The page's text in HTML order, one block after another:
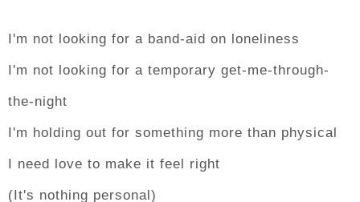
I'm not looking for a band-aid on loneliness
I'm not looking for a temporary get-me-through-
the-night
I'm holding out for something more than physical
I need love to make it feel right
(It's nothing personal)